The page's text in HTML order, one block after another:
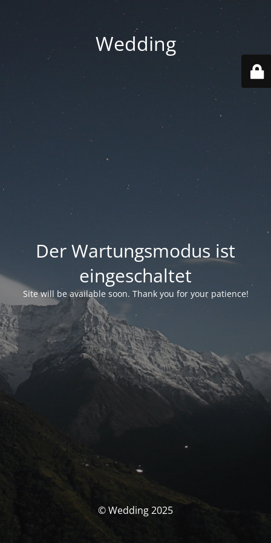
Wedding
Der Wartungsmodus ist
eingeschaltet
Site will be available soon. Thank you for your patience!
© Wedding 2025